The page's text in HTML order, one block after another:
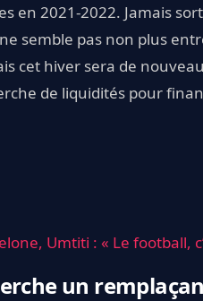
en 2021-2022. Jamais
semble pas non plus
cet hiver sera de
de liquidités pour
Umtiti : « Le football,
un